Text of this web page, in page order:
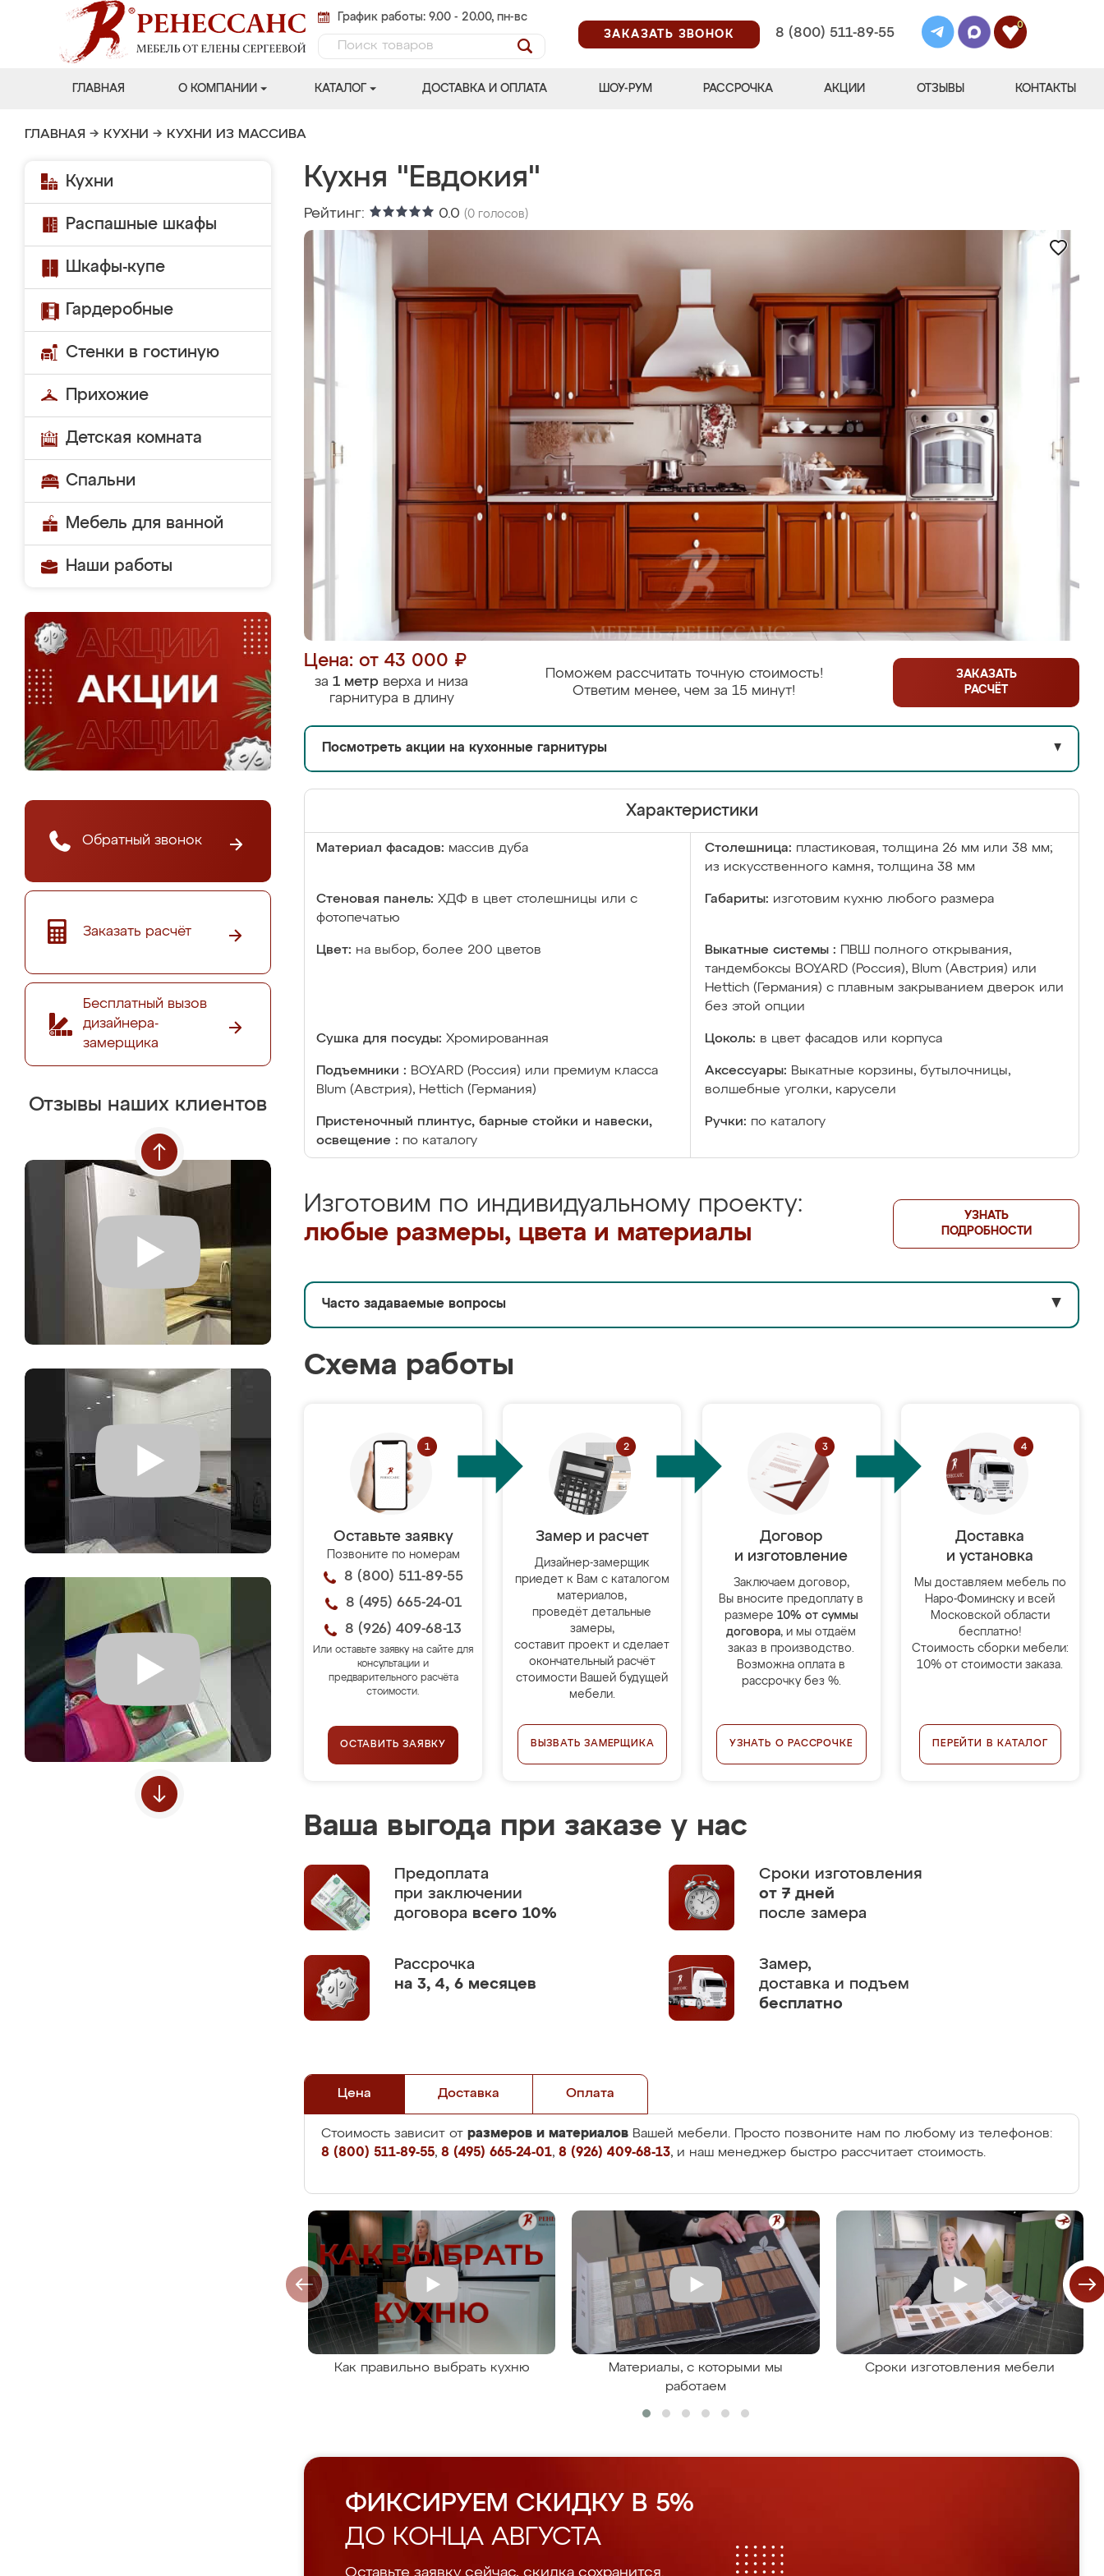
График работы: 9.00 - 20.00, пн-вс
ЗАКАЗАТЬ ЗВОНОК
8 (800) 511-89-55
0
ГЛАВНАЯ О КОМПАНИИ КАТАЛОГ ДОСТАВКА И ОПЛАТА ШОУ-РУМ РАССРОЧКА АКЦИИ ОТЗЫВЫ КОНТАКТЫ
ГЛАВНАЯ → КУХНИ → КУХНИ ИЗ МАССИВА
Кухни
Распашные шкафы
Шкафы-купе
Гардеробные
Стенки в гостиную
Прихожие
Детская комната
Спальни
Мебель для ванной
Наши работы
Обратный звонок
Заказать расчёт
Бесплатный вызов
дизайнера-
замерщика
Отзывы наших клиентов
Кухня "Евдокия"
Рейтинг: 0.0 (0 голосов)
Цена: от 43 000 ₽
за 1 метр верха и низа
гарнитура в длину
Поможем рассчитать точную стоимость!
Ответим менее, чем за 15 минут!
ЗАКАЗАТЬ
РАСЧЁТ
Посмотреть акции на кухонные гарнитуры ▼
Характеристики
Материал фасадов: массив дуба Столешница: пластиковая, толщина 26 мм или 38 мм;
из искусственного камня, толщина 38 мм
Стеновая панель: ХДФ в цвет столешницы или с
фотопечатью
Габариты: изготовим кухню любого размера
Цвет: на выбор, более 200 цветов Выкатные системы :
ПВШ полного открывания,
тандембоксы BOYARD (Россия), Blum (Австрия) или
Hettich (Германия) с плавным закрыванием дверок или
без этой опции
Сушка для посуды: Хромированная Цоколь: в цвет фасадов или корпуса
Подъемники : BOYARD (Россия) или премиум класса
Blum (Австрия), Hettich (Германия)
Аксессуары: Выкатные корзины, бутылочницы,
волшебные уголки, карусели
Пристеночный плинтус, барные стойки и навески,
освещение : по каталогу
Ручки: по каталогу
Изготовим по индивидуальному проекту:
любые размеры, цвета и материалы
УЗНАТЬ
ПОДРОБНОСТИ
Часто задаваемые вопросы ▼
Схема работы
Оставьте заявку
Позвоните по номерам
8 (800) 511-89-55
8 (495) 665-24-01
8 (926) 409-68-13
Или оставьте заявку на сайте для
консультации и
предварительного расчёта
стоимости.
ОСТАВИТЬ ЗАЯВКУ
Замер и расчет
Дизайнер-замерщик
приедет к Вам с каталогом
материалов,
проведёт детальные
замеры,
составит проект и сделает
окончательный расчёт
стоимости Вашей будущей
мебели.
ВЫЗВАТЬ ЗАМЕРЩИКА
Договор
и изготовление
Заключаем договор,
Вы вносите предоплату в
размере 10% от суммы
договора, и мы отдаём
заказ в производство.
Возможна оплата в
рассрочку без %.
УЗНАТЬ О РАССРОЧКЕ
Доставка
и установка
Мы доставляем мебель по
Наро-Фоминску и всей
Московской области
бесплатно!
Стоимость сборки мебели:
10% от стоимости заказа.
ПЕРЕЙТИ В КАТАЛОГ
Ваша выгода при заказе у нас
Предоплата
при заключении
договора всего 10%
Сроки изготовления
от 7 дней
после замера
Рассрочка
на 3, 4, 6 месяцев
Замер,
доставка и подъем
бесплатно
Цена Доставка Оплата
Стоимость зависит от размеров и материалов Вашей мебели. Просто позвоните нам по любому из телефонов:
8 (800) 511-89-55, 8 (495) 665-24-01, 8 (926) 409-68-13, и наш менеджер быстро рассчитает стоимость.
Как правильно выбрать кухню
Материалы, с которыми мы
работаем
Сроки изготовления мебели
ФИКСИРУЕМ СКИДКУ В 5%
ДО КОНЦА АВГУСТА
Оставьте заявку сейчас, скидка сохранится.